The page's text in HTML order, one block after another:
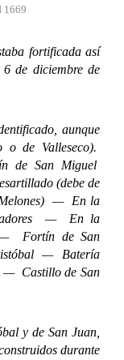
1669
fortificada así
de diciembre de
aunque
o de Valleseco).
San Miguel
(debe de
Melones) — En la
— En la
— Fortín de San
— Batería
Castillo de San
y de San Juan,
durante